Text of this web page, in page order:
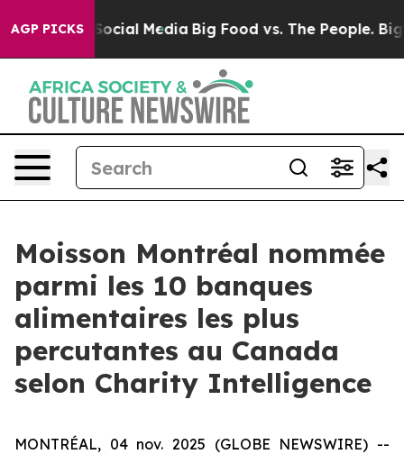
AGP PICKS
on Social Media Big Food vs. The People. Big
Moisson Montréal nommée
parmi les 10 banques
alimentaires les plus
percutantes au Canada
selon Charity Intelligence
MONTRÉAL, 04 nov. 2025 (GLOBE NEWSWIRE) --